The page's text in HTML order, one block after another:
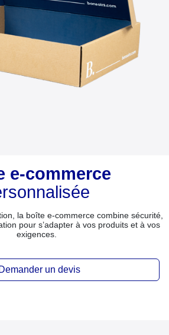
e-commerce
la boîte e-commerce combine sécurité,
pour s’adapter à vos produits et à vos
exigences.
Demander un devis